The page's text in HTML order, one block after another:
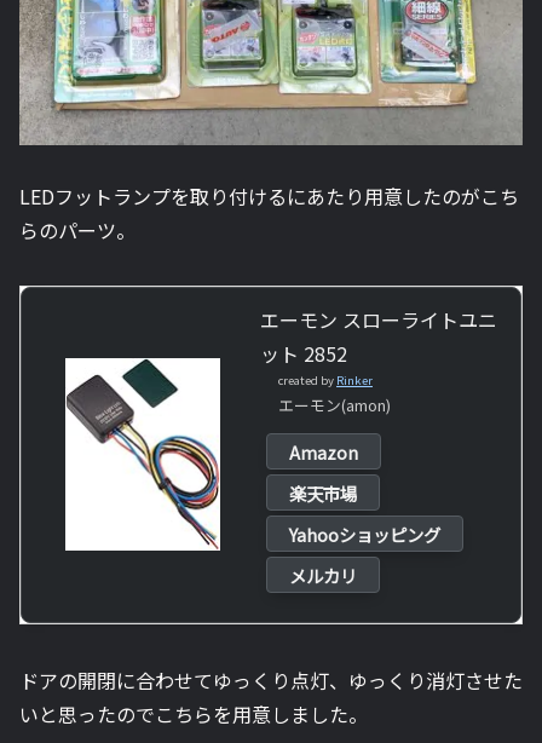
LEDフットランプを取り付けるにあたり用意したのがこち
らのパーツ。
エーモン スローライトユニ
ット 2852
created by Rinker
エーモン(amon)
Amazon
楽天市場
Yahooショッピング
メルカリ
ドアの開閉に合わせてゆっくり点灯、ゆっくり消灯させた
いと思ったのでこちらを用意しました。